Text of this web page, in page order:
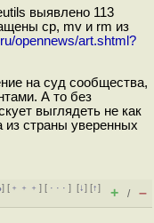
выявлено 113
cp, mv и rm из
opennews/art.shtml?
на суд сообщества,
А то без
выглядеть не как
из страны уверенных
] [ ﹢﹢﹢] [ · · ·][↓] [↑]
+ / –